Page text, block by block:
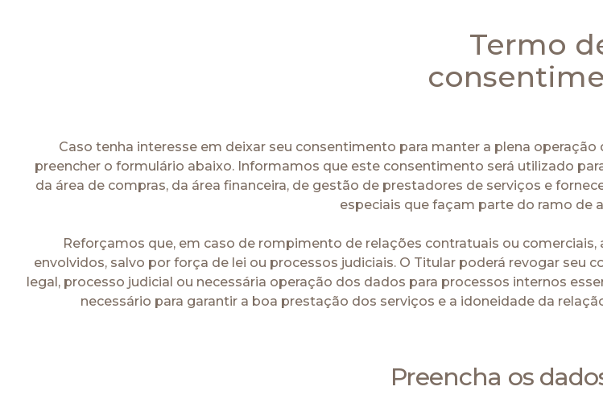
Termo
Caso tenha interesse em deixar seu consentimento para manter a plena
preencher o formulário abaixo. Informamos que este consentimento será utilizado
da área de compras, da área financeira, de gestão de prestadores de serviços e
especiais que façam parte do ramo de
Reforçamos que, em caso de rompimento de relações contratuais ou
envolvidos, salvo por força de lei ou processos judiciais. O Titular poderá revogar
legal, processo judicial ou necessária operação dos dados para processos internos
necessário para garantir a boa prestação dos serviços e a idoneidade da
Preencha os